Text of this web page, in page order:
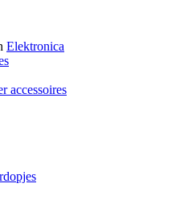
Elektronica
accessoires